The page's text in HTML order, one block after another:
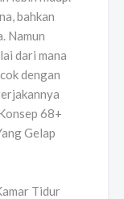
bahkan
Namun
dari mana
dengan
68+
Gelap